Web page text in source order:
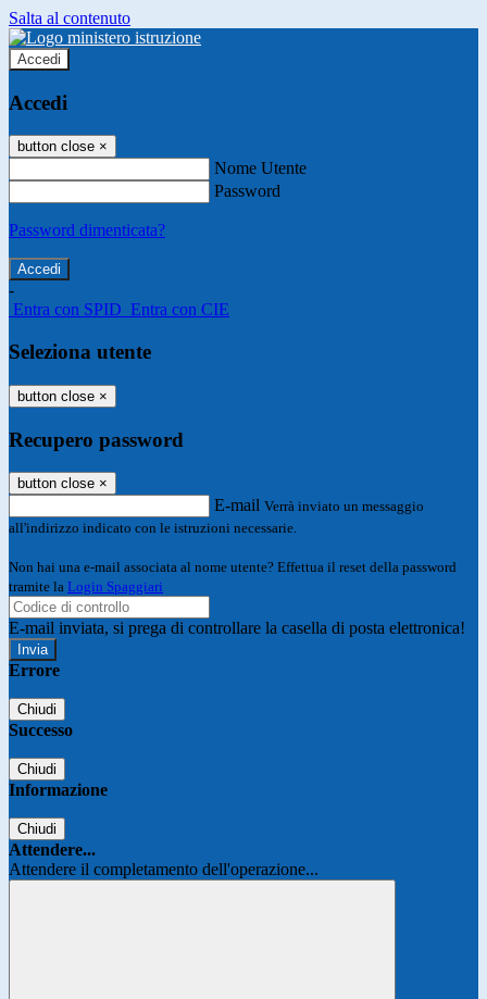
Salta al contenuto
Accedi
Accedi
button close ×
Nome Utente
Password
Password dimenticata?
-
Entra con SPID Entra con CIE
Seleziona utente
button close ×
Recupero password
button close ×
E-mail Verrà inviato un messaggio
all'indirizzo indicato con le istruzioni necessarie.
Non hai una e-mail associata al nome utente? Effettua il reset della password
tramite la Login Spaggiari
E-mail inviata, si prega di controllare la casella di posta elettronica!
Errore
Chiudi
Successo
Chiudi
Informazione
Chiudi
Attendere...
Attendere il completamento dell'operazione...